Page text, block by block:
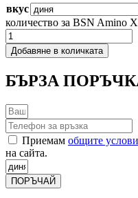
вкус
количество за BSN Amino
Добавяне в количката
БЪРЗА
Приемам общите
на сайта.
ПОРЪЧАЙ